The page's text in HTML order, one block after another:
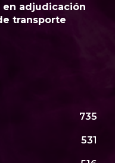
en adjudicación
transporte
735
531